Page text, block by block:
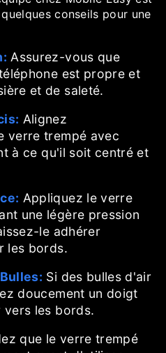
conseils pour une
Assurez-vous que
est propre et
et de saleté.
Alignez
verre trempé avec
à ce qu'il soit centré et
Appliquez le verre
une légère pression
le adhérer
les bords.
Si des bulles d'air
doucement un doigt
vers les bords.
que le verre trempé